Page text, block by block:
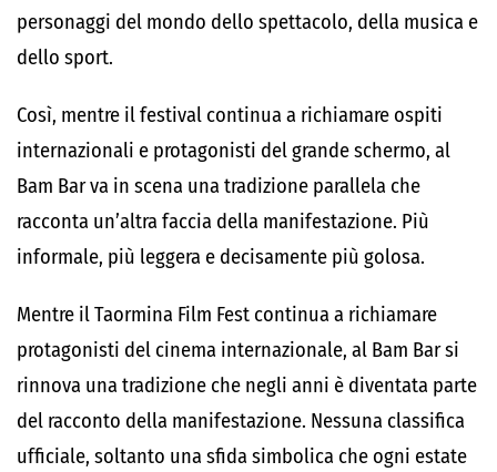
personaggi del mondo dello spettacolo, della musica e
dello sport.
Così, mentre il festival continua a richiamare ospiti
internazionali e protagonisti del grande schermo, al
Bam Bar va in scena una tradizione parallela che
racconta un’altra faccia della manifestazione. Più
informale, più leggera e decisamente più golosa.
Mentre il Taormina Film Fest continua a richiamare
protagonisti del cinema internazionale, al Bam Bar si
rinnova una tradizione che negli anni è diventata parte
del racconto della manifestazione. Nessuna classifica
ufficiale, soltanto una sfida simbolica che ogni estate